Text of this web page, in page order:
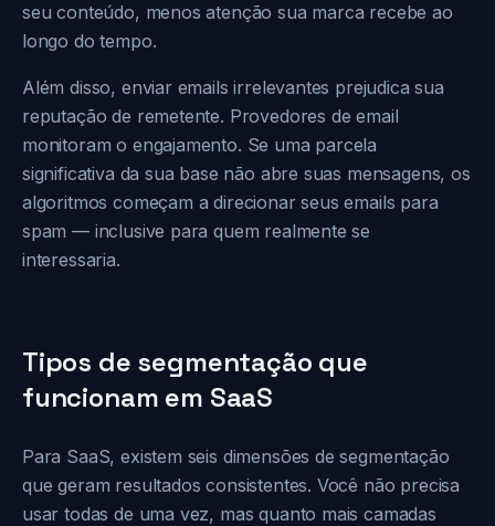
seu conteúdo, menos atenção sua marca recebe ao
longo do tempo.
Além disso, enviar emails irrelevantes prejudica sua
reputação de remetente. Provedores de email
monitoram o engajamento. Se uma parcela
significativa da sua base não abre suas mensagens, os
algoritmos começam a direcionar seus emails para
spam — inclusive para quem realmente se
interessaria.
Tipos de segmentação que
funcionam em SaaS
Para SaaS, existem seis dimensões de segmentação
que geram resultados consistentes. Você não precisa
usar todas de uma vez, mas quanto mais camadas